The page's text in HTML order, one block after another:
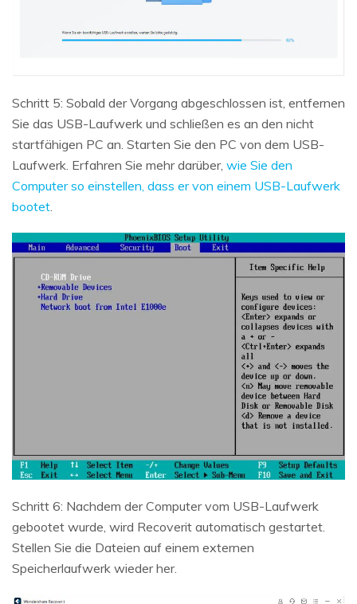
Schritt 5: Sobald der Vorgang abgeschlossen ist, entfernen
Sie das USB-Laufwerk und schließen es an den nicht
startfähigen PC an. Starten Sie den PC von dem USB-
Laufwerk. Erfahren Sie mehr darüber, wie Sie den
Computer so einstellen, dass er von einem USB-Laufwerk
bootet
Schritt 6: Nachdem der Computer vom USB-Laufwerk
gebootet wurde, wird Recoverit automatisch gestartet.
Stellen Sie die Dateien auf einem externen
Speicherlaufwerk wieder her.